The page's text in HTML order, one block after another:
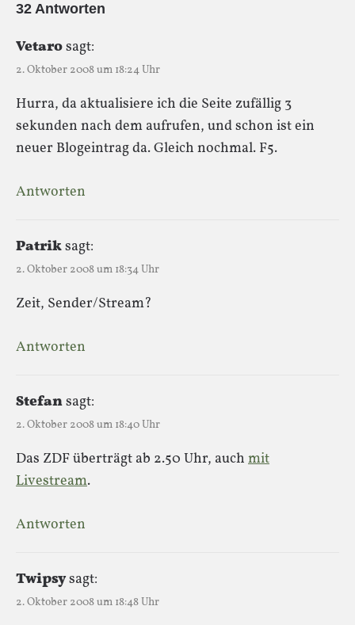
32 Antworten
Vetarosagt:
2. Oktober 2008 um 18:24 Uhr
Hurra, da aktualisiere ich die Seite zufällig 3
sekunden nach dem aufrufen, und schon ist ein
neuer Blogeintrag da. Gleich nochmal. F5.
Antworten
Patriksagt:
2. Oktober 2008 um 18:34 Uhr
Zeit, Sender/Stream?
Antworten
Stefansagt:
2. Oktober 2008 um 18:40 Uhr
Das ZDF überträgt ab 2.50 Uhr, auch mit
Livestream.
Antworten
Twipsysagt:
2. Oktober 2008 um 18:48 Uhr